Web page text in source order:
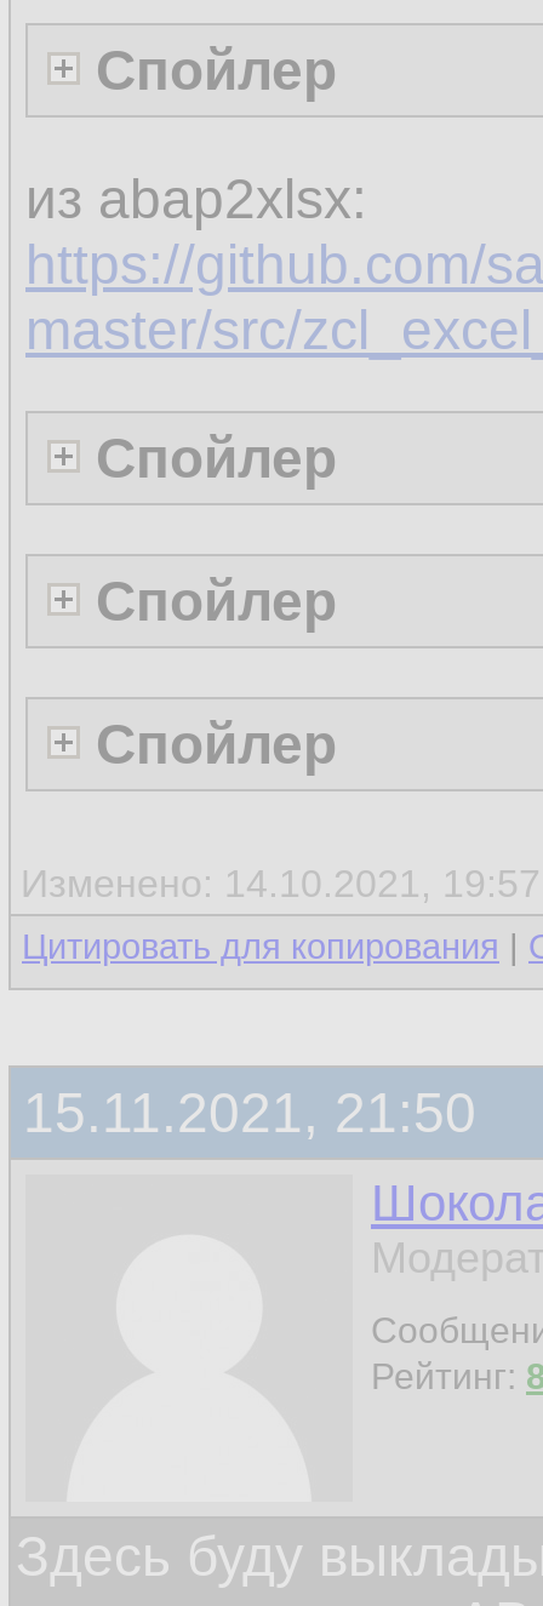
Спойлер
из abap2xlsx:
https://github.com/
master/src/
Спойлер
Спойлер
Спойлер
Изменено: 14.10.2021,
Цитировать для копирования |
15.11.2021, 21:50
Рейтинг:
Здесь буду